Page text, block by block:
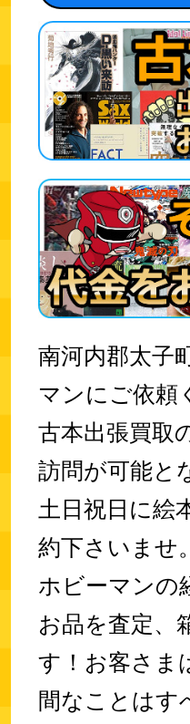
南河内郡太子
マンにご依頼
古本出張買取
訪問が可能と
土日祝日に絵
約下さいませ。
ホビーマンの
お品を査定、
す！お客さま
間なことはす